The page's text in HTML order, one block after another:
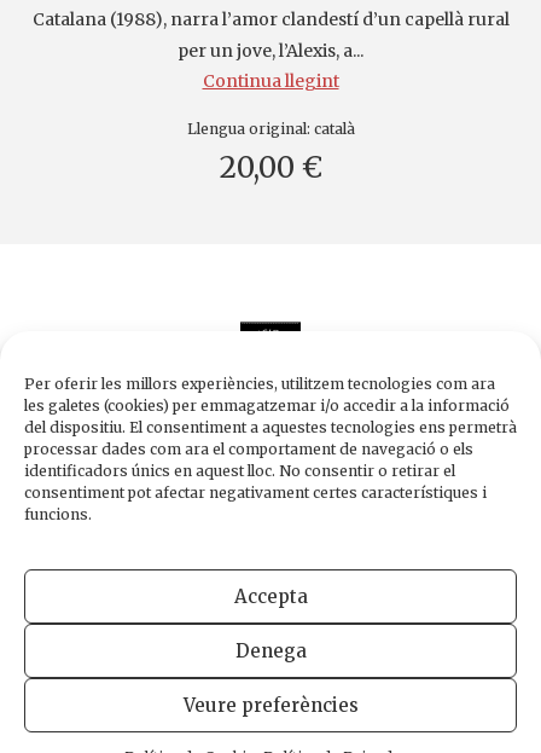
Per oferir les millors experiències, utilitzem tecnologies com ara
les galetes (cookies) per emmagatzemar i/o accedir a la informació
del dispositiu. El consentiment a aquestes tecnologies ens permetrà
processar dades com ara el comportament de navegació o els
identificadors únics en aquest lloc. No consentir o retirar el
consentiment pot afectar negativament certes característiques i
funcions.
Accepta
Denega
Veure preferències
Catalana (1988), narra l’amor clandestí d’un capellà rural
per un jove, l’Alexis, a...
Continua llegint
Llengua original: català
20,00 €
Edicions de 1984
Carrer Trafalgar, 10, 2n-2a A
Fax 934 854 375
1984@edicions1984.cat
INFORMACIÓ LEGAL POLÍTICA DE PRIVADESA POLÍTICA DE COOKIES
DISSENY WEB